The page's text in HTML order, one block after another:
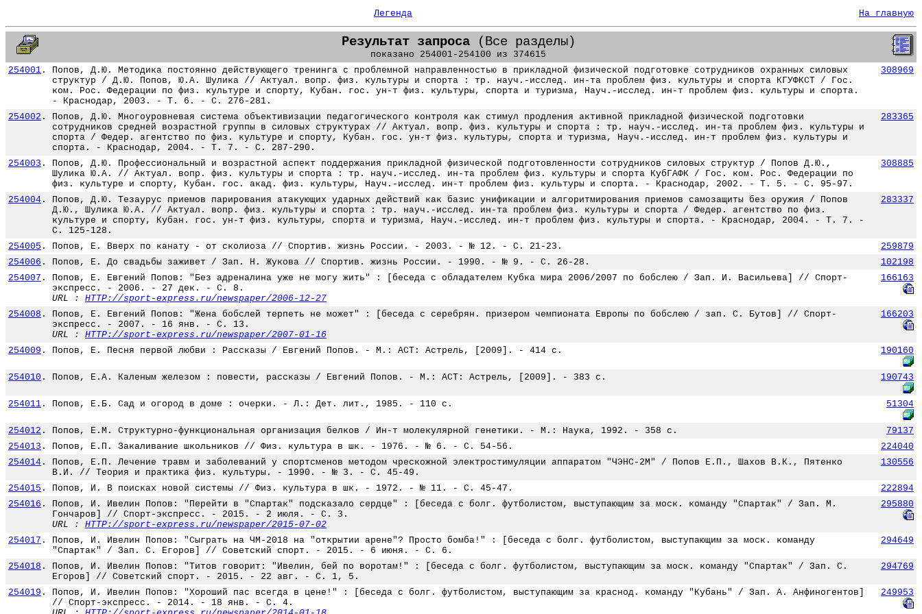
Легенда На главную
Результат запроса(Все разделы)
показано 254001-254100 из 374615
254001 .
Попов, Д.Ю. Методика постоянно действующего тренинга с проблемной направленностью в прикладной физической подготовке сотрудников охранных силовых
структур / Д.Ю. Попов, Ю.А. Шулика // Актуал. вопр. физ. культуры и спорта : тр. науч.-исслед. ин-та проблем физ. культуры и спорта КГУФКСТ / Гос.
ком. Рос. Федерации по физ. культуре и спорту, Кубан. гос. ун-т физ. культуры, спорта и туризма, Науч.-исслед. ин-т проблем физ. культуры и спорта.
- Краснодар, 2003. - Т. 6. - С. 276-281.
308969
254002 .
Попов, Д.Ю. Многоуровневая система объективизации педагогического контроля как стимул продления активной прикладной физической подготовки
сотрудников средней возрастной группы в силовых структурах // Актуал. вопр. физ. культуры и спорта : тр. науч.-исслед. ин-та проблем физ. культуры и
спорта / Федер. агентство по физ. культуре и спорту, Кубан. гос. ун-т физ. культуры, спорта и туризма, Науч.-исслед. ин-т проблем физ. культуры и
спорта. - Краснодар, 2004. - Т. 7. - С. 287-290.
283365
254003 .
Попов, Д.Ю. Профессиональный и возрастной аспект поддержания прикладной физической подготовленности сотрудников силовых структур / Попов Д.Ю.,
Шулика Ю.А. // Актуал. вопр. физ. культуры и спорта : тр. науч.-исслед. ин-та проблем физ. культуры и спорта КубГАФК / Гос. ком. Рос. Федерации по
физ. культуре и спорту, Кубан. гос. акад. физ. культуры, Науч.-исслед. ин-т проблем физ. культуры и спорта. - Краснодар, 2002. - Т. 5. - С. 95-97.
308885
254004 .
Попов, Д.Ю. Тезаурус приемов парирования атакующих ударных действий как базис унификации и алгоритмирования приемов самозащиты без оружия / Попов
Д.Ю., Шулика Ю.А. // Актуал. вопр. физ. культуры и спорта : тр. науч.-исслед. ин-та проблем физ. культуры и спорта / Федер. агентство по физ.
культуре и спорту, Кубан. гос. ун-т физ. культуры, спорта и туризма, Науч.-исслед. ин-т проблем физ. культуры и спорта. - Краснодар, 2004. - Т. 7. -
С. 125-128.
283337
254005 . Попов, Е. Вверх по канату - от сколиоза // Спортив. жизнь России. - 2003. - № 12. - С. 21-23.
259879
254006 . Попов, Е. До свадьбы заживет / Зап. Н. Жукова // Спортив. жизнь России. - 1990. - № 9. - С. 26-28.
102198
254007 .
Попов, Е. Евгений Попов: "Без адреналина уже не могу жить" : [беседа с обладателем Кубка мира 2006/2007 по бобслею / Зап. И. Васильева] // Спорт-
экспресс. - 2006. - 27 дек. - С. 8.
URL : HTTP://sport-express.ru/newspaper/2006-12-27
166163
254008 .
Попов, Е. Евгений Попов: "Жена бобслей терпеть не может" : [беседа с серебрян. призером чемпионата Европы по бобслею / зап. С. Бутов] // Спорт-
экспресс. - 2007. - 16 янв. - С. 13.
URL : HTTP://sport-express.ru/newspaper/2007-01-16
166203
254009 . Попов, Е. Песня первой любви : Рассказы / Евгений Попов. - М.: АСТ: Астрель, [2009]. - 414 с. 190160
254010 . Попов, Е.А. Каленым железом : повести, рассказы / Евгений Попов. - М.: АСТ: Астрель, [2009]. - 383 с. 190743
254011 . Попов, Е.Б. Сад и огород в доме : очерки. - Л.: Дет. лит., 1985. - 110 с. 51304
254012 . Попов, Е.М. Структурно-функциональная организация белков / Ин-т молекулярной генетики. - М.: Наука, 1992. - 358 с.
79137
254013 . Попов, Е.П. Закаливание школьников // Физ. культура в шк. - 1976. - № 6. - С. 54-56.
224040
254014 .
Попов, Е.П. Лечение травм и заболеваний у спортсменов методом чрескожной электростимуляции аппаратом "ЧЭНС-2М" / Попов Е.П., Шахов В.К., Пятенко
В.И. // Теория и практика физ. культуры. - 1990. - № 3. - С. 45-49.
130556
254015 . Попов, И. В поисках новой системы // Физ. культура в шк. - 1972. - № 11. - С. 45-47.
222894
254016 .
Попов, И. Ивелин Попов: "Перейти в "Спартак" подсказало сердце" : [беседа с болг. футболистом, выступающим за моск. команду "Спартак" / Зап. М.
Гончаров] // Спорт-экспресс. - 2015. - 2 июля. - С. 3.
URL : HTTP://sport-express.ru/newspaper/2015-07-02
295880
254017 .
Попов, И. Ивелин Попов: "Сыграть на ЧМ-2018 на "открытии арене"? Просто бомба!" : [беседа с болг. футболистом, выступающим за моск. команду
"Спартак" / Зап. С. Егоров] // Советский спорт. - 2015. - 6 июня. - С. 6.
294649
254018 .
Попов, И. Ивелин Попов: "Титов говорит: "Ивелин, бей по воротам!" : [беседа с болг. футболистом, выступающим за моск. команду "Спартак" / Зап. С.
Егоров] // Советский спорт. - 2015. - 22 авг. - С. 1, 5.
294769
254019 .
Попов, И. Ивелин Попов: "Хороший пас всегда в цене!" : [беседа с болг. футболистом, выступающим за краснод. команду "Кубань" / Зап. А. Анфиногентов]
// Спорт-экспресс. - 2014. - 18 янв. - С. 4.
249953